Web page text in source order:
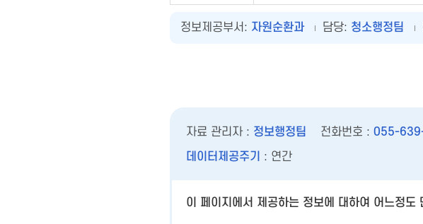
정보제공부서: 자원순환과 담당: 청소행정팀
자료 관리자 : 정보행정팀 전화번호 : 055-
데이터제공주기
: 연간
이 페이지에서 제공하는 정보에 대하여 어느정도